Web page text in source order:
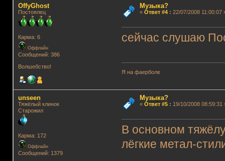
OffyGhost
Постоялец
Карма: 6
Оффлайн
Сообщений: 386
Волшебство!
Музыка?
« Ответ #4: 22/07/2008 11:00:07
сейчас слушаю
Я на фаерболе
unseen
Тяжёлый клинок
Старожил
Карма: 172
Оффлайн
Сообщений: 1379
Музыка?
« Ответ #5: 19/10/2008 08:59:31
В основном
лёгкие метал-